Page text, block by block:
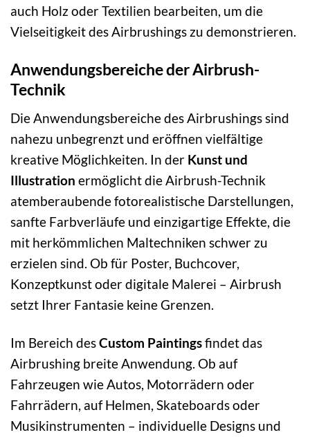
auch Holz oder Textilien bearbeiten, um die
Vielseitigkeit des Airbrushings zu demonstrieren.
Anwendungsbereiche der Airbrush-
Technik
Die Anwendungsbereiche des Airbrushings sind
nahezu unbegrenzt und eröffnen vielfältige
kreative Möglichkeiten. In der Kunst und
Illustration ermöglicht die Airbrush-Technik
atemberaubende fotorealistische Darstellungen,
sanfte Farbverläufe und einzigartige Effekte, die
mit herkömmlichen Maltechniken schwer zu
erzielen sind. Ob für Poster, Buchcover,
Konzeptkunst oder digitale Malerei – Airbrush
setzt Ihrer Fantasie keine Grenzen.
Im Bereich desCustom Paintingsfindet das
Airbrushing breite Anwendung. Ob auf
Fahrzeugen wie Autos, Motorrädern oder
Fahrrädern, auf Helmen, Skateboards oder
Musikinstrumenten – individuelle Designs und